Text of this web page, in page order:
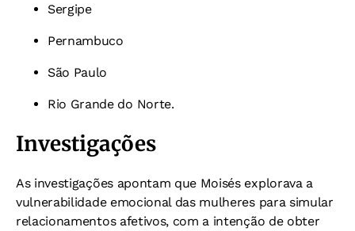
Sergipe
Pernambuco
São Paulo
Rio Grande do Norte.
Investigações
As investigações apontam que Moisés explorava a
vulnerabilidade emocional das mulheres para simular
relacionamentos afetivos, com a intenção de obter